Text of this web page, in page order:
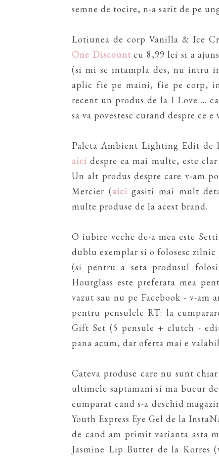
semne de tocire, n-a sarit de pe
Lotiunea de corp Vanilla & Ice
One Discountcu 8,99 lei si a
(si mi se intampla des, nu intru
aplic fie pe maini, fie pe corp,
recent un produs de la I Love ...
sa va povestesc curand despre ce e
Paleta Ambient Lighting Edit de
aici despre ea mai multe, este
Un alt produs despre care v-am
Mercier (aici gasiti mai mult
multe produse de la acest brand.
O iubire veche de-a mea este
dublu exemplar si o folosesc
(si pentru a seta produsul
Hourglass este preferata mea
vazut sau nu pe Facebook - v-am
pentru pensulele RT: la
Gift Set (5 pensule + clutch -
pana acum, dar oferta mai e
Cateva produse care nu sunt
ultimele saptamani si ma bucur
cumparat cand s-a deschid
Youth Express Eye Gel de la
de cand am primit varianta asta
Jasmine Lip Butter de la Korres